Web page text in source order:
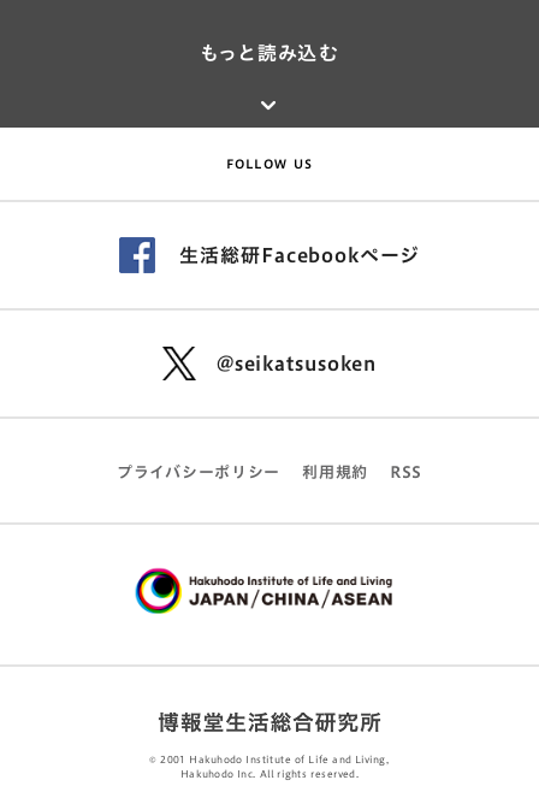
もっと読み込む
FOLLOW US
生活総研Facebookページ
@seikatsusoken
プライバシーポリシー 利用規約 RSS
© 2001 Hakuhodo Institute of Life and Living,
Hakuhodo Inc. All rights reserved.